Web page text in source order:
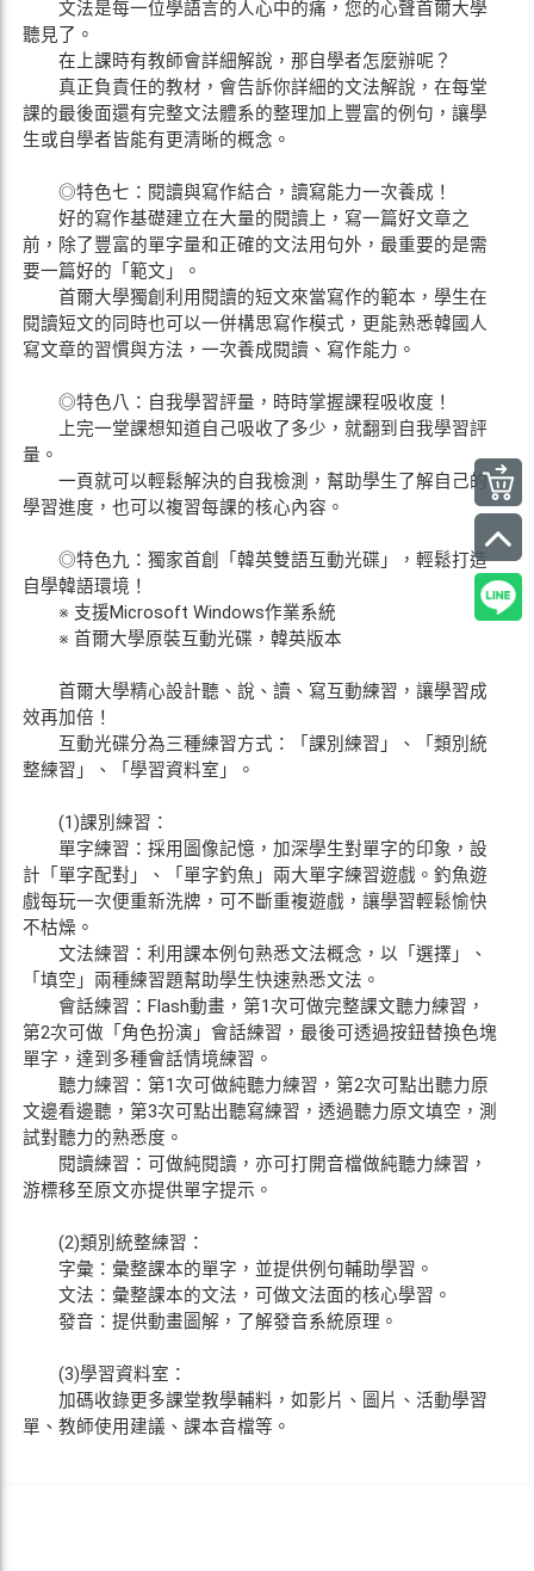
文法是每一位學語言的人心中的痛，您的心聲首爾大學
聽見了。
在上課時有教師會詳細解說，那自學者怎麼辦呢？
真正負責任的教材，會告訴你詳細的文法解說，在每堂
課的最後面還有完整文法體系的整理加上豐富的例句，讓學
生或自學者皆能有更清晰的概念。
◎特色七：閱讀與寫作結合，讀寫能力一次養成！
好的寫作基礎建立在大量的閱讀上，寫一篇好文章之
前，除了豐富的單字量和正確的文法用句外，最重要的是需
要一篇好的「範文」。
首爾大學獨創利用閱讀的短文來當寫作的範本，學生在
閱讀短文的同時也可以一併構思寫作模式，更能熟悉韓國人
寫文章的習慣與方法，一次養成閱讀、寫作能力。
◎特色八：自我學習評量，時時掌握課程吸收度！
上完一堂課想知道自己吸收了多少，就翻到自我學習評
量。
一頁就可以輕鬆解決的自我檢測，幫助學生了解自己的
學習進度，也可以複習每課的核心內容。
◎特色九：獨家首創「韓英雙語互動光碟」，輕鬆打造
自學韓語環境！
※ 支援Microsoft Windows作業系統
※ 首爾大學原裝互動光碟，韓英版本
首爾大學精心設計聽、說、讀、寫互動練習，讓學習成
效再加倍！
互動光碟分為三種練習方式：「課別練習」、「類別統
整練習」、「學習資料室」。
(1)課別練習：
單字練習：採用圖像記憶，加深學生對單字的印象，設
計「單字配對」、「單字釣魚」兩大單字練習遊戲。釣魚遊
戲每玩一次便重新洗牌，可不斷重複遊戲，讓學習輕鬆愉快
不枯燥。
文法練習：利用課本例句熟悉文法概念，以「選擇」、
「填空」兩種練習題幫助學生快速熟悉文法。
會話練習：Flash動畫，第1次可做完整課文聽力練習，
第2次可做「角色扮演」會話練習，最後可透過按鈕替換色塊
單字，達到多種會話情境練習。
聽力練習：第1次可做純聽力練習，第2次可點出聽力原
文邊看邊聽，第3次可點出聽寫練習，透過聽力原文填空，測
試對聽力的熟悉度。
閱讀練習：可做純閱讀，亦可打開音檔做純聽力練習，
游標移至原文亦提供單字提示。
(2)類別統整練習：
字彙：彙整課本的單字，並提供例句輔助學習。
文法：彙整課本的文法，可做文法面的核心學習。
發音：提供動畫圖解，了解發音系統原理。
(3)學習資料室：
加碼收錄更多課堂教學輔料，如影片、圖片、活動學習
單、教師使用建議、課本音檔等。